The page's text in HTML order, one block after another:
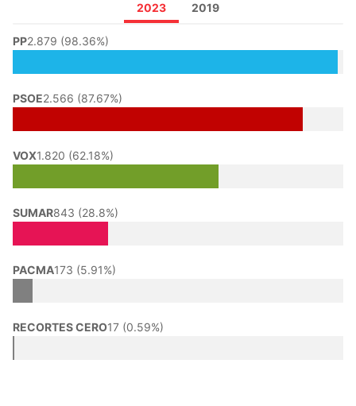
2023 2019
PP2.879 (98.36%)
PSOE2.566 (87.67%)
VOX1.820 (62.18%)
SUMAR843 (28.8%)
PACMA173 (5.91%)
RECORTES CERO17 (0.59%)